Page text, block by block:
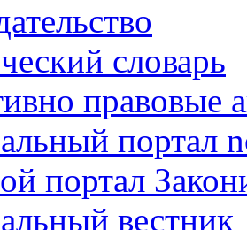
словарь
правовые
портал
портал
вестник